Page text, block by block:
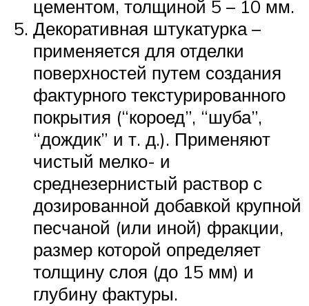
цементом, толщиной 5 – 10 мм.
Декоративная штукатурка –
применяется для отделки
поверхностей путем создания
фактурного текстурированного
покрытия (“короед”, “шуба”,
“дождик” и т. д.). Применяют
чистый мелко- и
среднезернистый раствор с
дозированной добавкой крупной
песчаной (или иной) фракции,
размер которой определяет
толщину слоя (до 15 мм) и
глубину фактуры.